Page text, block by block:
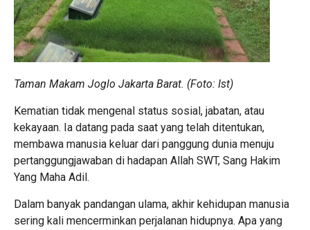
Taman Makam Joglo Jakarta Barat. (Foto: Ist)
Kematian tidak mengenal status sosial, jabatan, atau
kekayaan. Ia datang pada saat yang telah ditentukan,
membawa manusia keluar dari panggung dunia menuju
pertanggungjawaban di hadapan Allah SWT, Sang Hakim
Yang Maha Adil.
Dalam banyak pandangan ulama, akhir kehidupan manusia
sering kali mencerminkan perjalanan hidupnya. Apa yang